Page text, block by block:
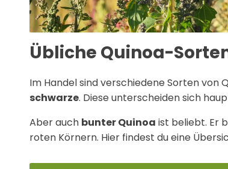
Übliche Quinoa-
Im Handel sind verschiedene Sorten von
schwarze. Diese unterscheiden sich
Aber auch bunter Quinoa ist beliebt. Er
roten Körnern. Hier findest du eine